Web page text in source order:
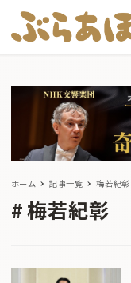
ホーム 記事一覧 梅若紀彰
梅若紀彰